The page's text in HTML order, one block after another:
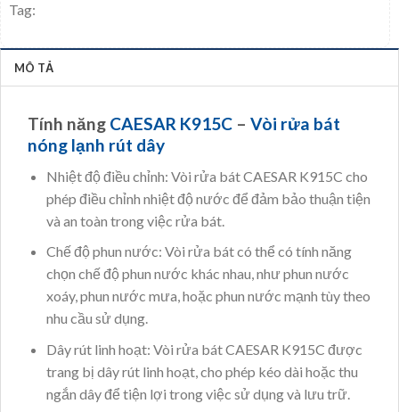
Tag:
MÔ TẢ
Tính năng CAESAR K915C – Vòi rửa bát
nóng lạnh rút dây
Nhiệt độ điều chỉnh: Vòi rửa bát CAESAR K915C cho
phép điều chỉnh nhiệt độ nước để đảm bảo thuận tiện
và an toàn trong việc rửa bát.
Chế độ phun nước: Vòi rửa bát có thể có tính năng
chọn chế độ phun nước khác nhau, như phun nước
xoáy, phun nước mưa, hoặc phun nước mạnh tùy theo
nhu cầu sử dụng.
Dây rút linh hoạt: Vòi rửa bát CAESAR K915C được
trang bị dây rút linh hoạt, cho phép kéo dài hoặc thu
ngắn dây để tiện lợi trong việc sử dụng và lưu trữ.